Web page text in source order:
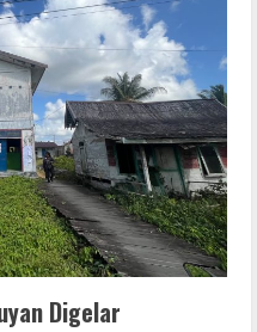
Digelar